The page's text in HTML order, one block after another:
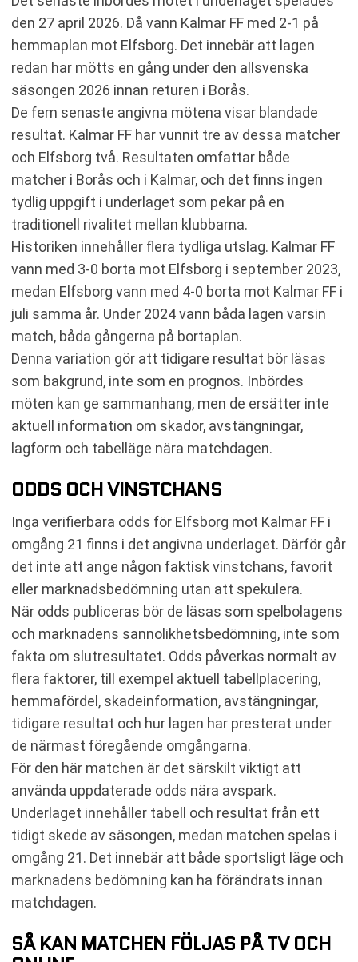
den 27 april 2026. Då vann Kalmar FF med 2-1 på
hemmaplan mot Elfsborg. Det innebär att lagen
redan har mötts en gång under den allsvenska
säsongen 2026 innan returen i Borås.
De fem senaste angivna mötena visar blandade
resultat. Kalmar FF har vunnit tre av dessa matcher
och Elfsborg två. Resultaten omfattar både
matcher i Borås och i Kalmar, och det finns ingen
tydlig uppgift i underlaget som pekar på en
traditionell rivalitet mellan klubbarna.
Historiken innehåller flera tydliga utslag. Kalmar FF
vann med 3-0 borta mot Elfsborg i september 2023,
medan Elfsborg vann med 4-0 borta mot Kalmar FF i
juli samma år. Under 2024 vann båda lagen varsin
match, båda gångerna på bortaplan.
Denna variation gör att tidigare resultat bör läsas
som bakgrund, inte som en prognos. Inbördes
möten kan ge sammanhang, men de ersätter inte
aktuell information om skador, avstängningar,
lagform och tabelläge nära matchdagen.
ODDS OCH VINSTCHANS
Inga verifierbara odds för Elfsborg mot Kalmar FF i
omgång 21 finns i det angivna underlaget. Därför går
det inte att ange någon faktisk vinstchans, favorit
eller marknadsbedömning utan att spekulera.
När odds publiceras bör de läsas som spelbolagens
och marknadens sannolikhetsbedömning, inte som
fakta om slutresultatet. Odds påverkas normalt av
flera faktorer, till exempel aktuell tabellplacering,
hemmafördel, skadeinformation, avstängningar,
tidigare resultat och hur lagen har presterat under
de närmast föregående omgångarna.
För den här matchen är det särskilt viktigt att
använda uppdaterade odds nära avspark.
Underlaget innehåller tabell och resultat från ett
tidigt skede av säsongen, medan matchen spelas i
omgång 21. Det innebär att både sportsligt läge och
marknadens bedömning kan ha förändrats innan
matchdagen.
SÅ KAN MATCHEN FÖLJAS PÅ TV OCH